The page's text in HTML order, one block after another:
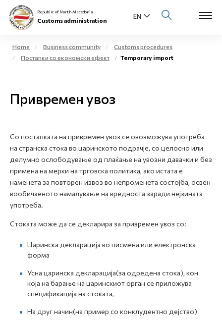
Individuals
Open
E-Customs
Open
Media center
Contact
Newsletter
Republic of North Macedonia
Customs administration
Home Business community
Customs procedures
Постапки со економски ефект
Temporary import
Привремен увоз
Со постапката на привремен увоз се овозможува употреба
на странска стока во царинското подрачје, со целосно или
делумно ослободување од плаќање на увозни давачки и без
примена на мерки на трговска политика, ако истата е
наменета за повторен извоз во непроменета состојба, освен
вообичаеното намалување на вредноста заради нејзината
употреба.
Стоката може да се декларира за привремен увоз со:
Царинска декларација во писмена или електронска
форма
Усна царинска декларација(за одредена стока), кон
која на барање на царинскиот орган се приложува
спецификација на стоката,
На друг начин(на пример со конклудентно дејство)